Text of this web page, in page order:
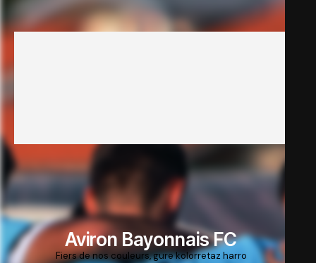
Aviron Bayonnais FC
Fiers de nos couleurs, gure kolorretaz harro